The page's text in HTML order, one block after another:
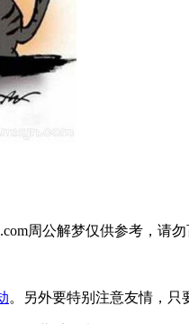
周公解梦仅供参考，请
。另外要特别注意友情，